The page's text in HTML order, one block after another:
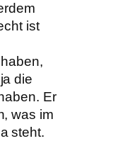
ist
die
Er
was im
steht.